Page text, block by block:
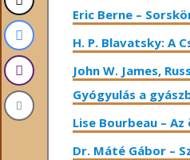
Eric Berne –
H. P. Blavatsky: A
John W. James,
Gyógyulás a
Lise Bourbeau – Az
Dr. Máté Gábor –